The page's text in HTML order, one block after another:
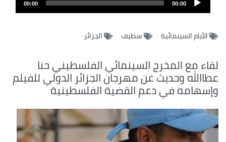
Player
00:00
00:00
الأيام السينمائية سطيف الجزائر
لقاء مع المخرج السينمائي الفلسطيني حنا
عطاالله وحديث عن مهرجان الجزائر الدولي للفيلم
وإسهامه في دعم القضية الفلسطينية